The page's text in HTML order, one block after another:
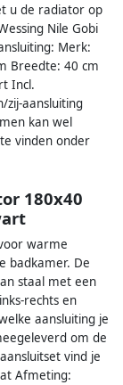
u de radiator op
Nile Gobi
Merk:
Breedte: 40 cm
Incl.
zij-aansluiting
kan wel
vinden onder
180x40
warme
badkamer. De
staal met een
rechts en
aansluiting je
om de
vind je
Afmeting: